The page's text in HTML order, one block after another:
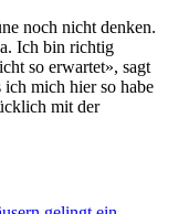
noch nicht denken.
Ich bin richtig
so erwartet», sagt
mich hier so habe
mit der